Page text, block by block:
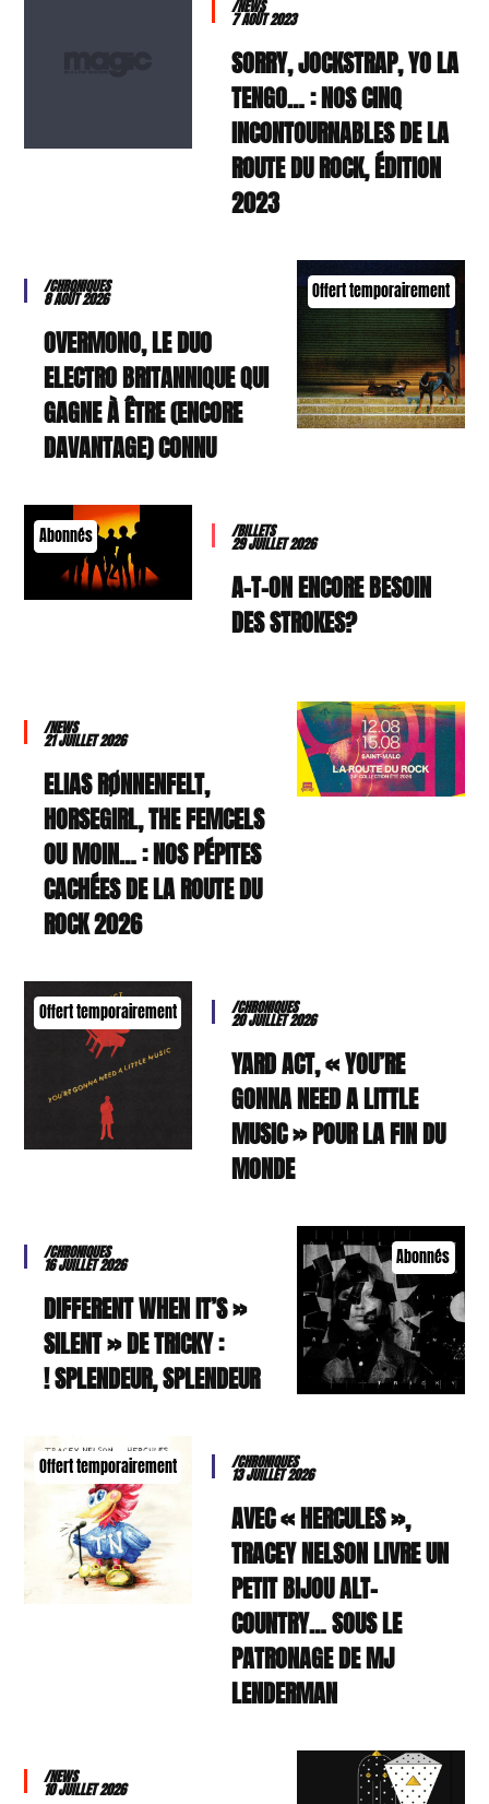
/NEWS
7 AOÛT 2023
SORRY, JOCKSTRAP, YO LA
TENGO… : NOS CINQ
INCONTOURNABLES DE LA
ROUTE DU ROCK, ÉDITION
2023
Offert temporairement
/CHRONIQUES
8 AOÛT 2026
OVERMONO, LE DUO
ELECTRO BRITANNIQUE QUI
GAGNE À ÊTRE (ENCORE
DAVANTAGE) CONNU
Abonnés /BILLETS
29 JUILLET 2026
A-T-ON ENCORE BESOIN
DES STROKES?
/NEWS
21 JUILLET 2026
ELIAS RØNNENFELT,
HORSEGIRL, THE FEMCELS
OU MOIN… : NOS PÉPITES
CACHÉES DE LA ROUTE DU
ROCK 2026
Offert temporairement /CHRONIQUES
20 JUILLET 2026
YARD ACT, « YOU’RE
GONNA NEED A LITTLE
MUSIC » POUR LA FIN DU
MONDE
Abonnés
/CHRONIQUES
16 JUILLET 2026
« DIFFERENT WHEN IT’S
SILENT » DE TRICKY :
SPLENDEUR, SPLENDEUR !
Offert temporairement /CHRONIQUES
13 JUILLET 2026
AVEC « HERCULES »,
TRACEY NELSON LIVRE UN
PETIT BIJOU ALT-
COUNTRY… SOUS LE
PATRONAGE DE MJ
LENDERMAN
/NEWS
10 JUILLET 2026